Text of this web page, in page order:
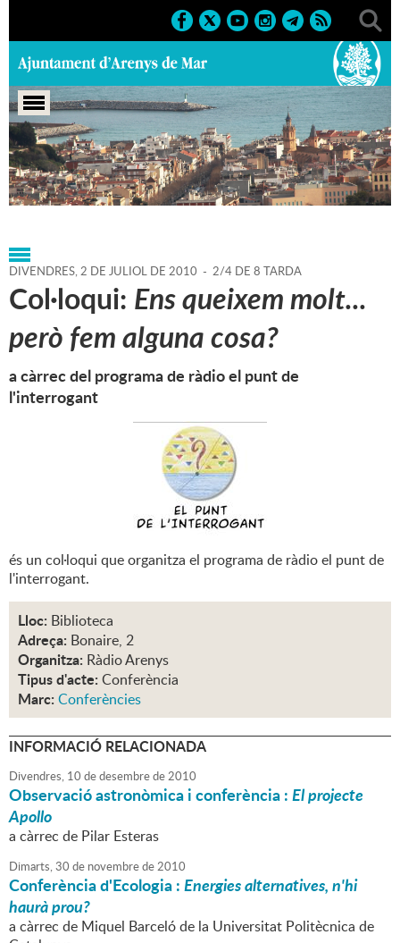
Portada > Agenda > 02-07-
2010 > Marcs > Culturals > 2010 > Conferències
DIVENDRES,2 DE JULIOL DE 2010 - 2/4 DE 8 TARDA
Col·loqui: Ens queixem molt...
però fem alguna cosa?
a càrrec del programa de ràdio el punt de
l'interrogant
és un col·loqui que organitza el programa de ràdio el punt de
l'interrogant.
Lloc: Biblioteca
Adreça: Bonaire, 2
Organitza: Ràdio Arenys
Tipus d'acte: Conferència
Marc: Conferències
INFORMACIÓ RELACIONADA
Divendres, 10 dedesembrede2010
Observació astronòmica i conferència :El projecte
Apollo
a càrrec de Pilar Esteras
Dimarts,30 de novembrede2010
Conferència d'Ecologia :Energies alternatives, n'hi
haurà prou?
a càrrec de Miquel Barceló de la Universitat Politècnica de